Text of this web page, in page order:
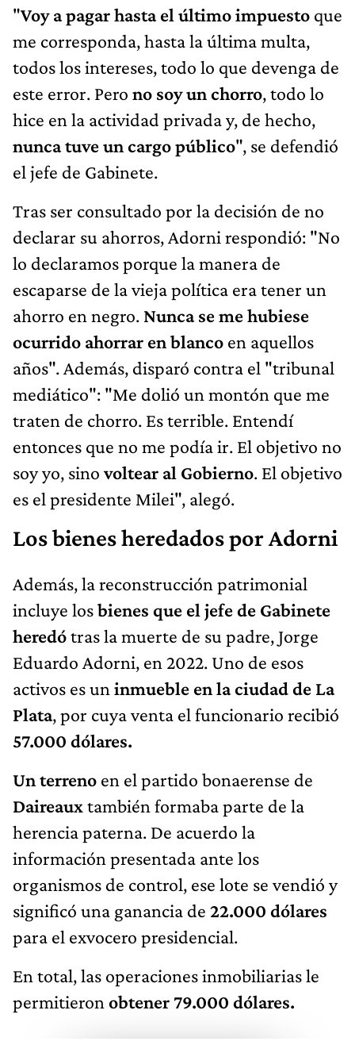
"Voy a pagar hasta el último impuesto que
me corresponda, hasta la última multa,
todos los intereses, todo lo que devenga de
este error. Pero no soy un chorro, todo lo
hice en la actividad privada y, de hecho,
nunca tuve un cargo público", se defendió
el jefe de Gabinete.
Tras ser consultado por la decisión de no
declarar su ahorros, Adorni respondió: "No
lo declaramos porque la manera de
escaparse de la vieja política era tener un
ahorro en negro. Nunca se me hubiese
ocurrido ahorrar en blanco en aquellos
años". Además, disparó contra el "tribunal
mediático": "Me dolió un montón que me
traten de chorro. Es terrible. Entendí
entonces que no me podía ir. El objetivo no
soy yo, sinovoltear al Gobierno. El objetivo
es el presidente Milei", alegó.
Los bienes heredados por Adorni
Además, la reconstrucción patrimonial
incluye losbienes que el jefe de Gabinete
heredótras la muerte de su padre, Jorge
Eduardo Adorni, en 2022. Uno de esos
activos es un inmueble en la ciudad de La
Plata, por cuya venta el funcionario recibió
57.000 dólares.
Un terreno en el partido bonaerense de
Daireaux también formaba parte de la
herencia paterna. De acuerdo la
información presentada ante los
organismos de control, ese lote se vendió y
significó una ganancia de 22.000 dólares
para el exvocero presidencial.
En total, las operaciones inmobiliarias le
permitieron obtener 79.000 dólares.